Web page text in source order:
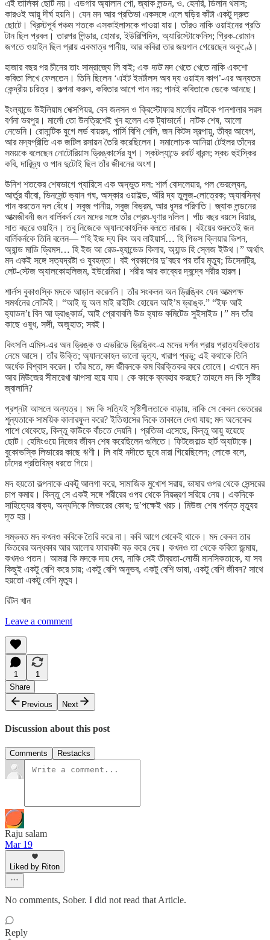
এই তালিকা ছোট নয়। এডগার অ্যালান পো, জ্যাক লন্ডন, ও. হেনরি, ডিলান থমাস;
কারওই আয়ু দীর্ঘ হয়নি। যেন মদ আর প্রতিভা একসঙ্গে এলে ঘড়ির কাঁটা একটু দ্রুত
ছোটে। খ্রিস্টপূর্ব পঞ্চম শতকে এসকাইলাসকে পাওয়া যায়। তাঁরও নাকি ওয়াইনের প্রতি
টান ছিল প্রবল। তারপর পিন্ডার, হোমার, ইউরিপিদিস, অ্যারিস্টোফেনিস; গ্রিক-রোমান
জগতে ওয়াইন ছিল প্রায় একমাত্র পানীয়, আর কবিরা তার জয়গান গেয়েছেন অকুণ্ঠে।
হাজার বছর পর চীনের তাং সাম্রাজ্যে লি বাই; এক দাউমদ খেতে খেতে নাকি একশো
কবিতা লিখে ফেলতেন। তিনি ছিলেন ‘এইট ইমর্টালস অব দ্য ওয়াইন কাপ’-এর অন্যতম
কেন্দ্রীয় চরিত্র। কল্পনা করুন, কবিতার আগে পান নয়; পানই কবিতাকে ডেকে আনছে।
ইংল্যান্ডে উইলিয়াম শেক্সপিয়র, বেন জনসন ও ক্রিস্টোফার মার্লোর নাটকে পানশালার সরস
বর্ণনা ভরপুর। মার্লো তো উনত্রিশেই খুন হলেন এক ট্যাভার্নে। নাটক শেষ, আলো
নেভেনি। রোমান্টিক যুগে লর্ড বায়রন, পার্সি বিশি শেলি, জন কিটস স্বল্পায়ু, তীব্র আবেগ,
আর মদ্যপ্রীতি এক জটিল রসায়ন তৈরি করেছিলেন। সমালোচক আনিয়া টেইলর তাঁদের
সময়কে বলেছেন নোটোরিয়াস ড্রিঙ্কার্সের যুগ। স্কটল্যান্ডে রবার্ট বারন্স; স্কচ হুইস্কির
কবি, দারিদ্র্য ও পান দুটোই ছিল তাঁর জীবনের অংশ।
উনিশ শতকের শেষভাগে প্যারিসে এক অদ্ভুত দল: শার্ল বোদলেয়ার, পল ভেরল্যেন,
আর্তুর র্যাঁবো, ভিনসেন্ট ভ্যান গঘ, অস্কার ওয়াইল্ড, অঁরি দ্য তুলুজ-লোত্রেক; অ্যাবসিন্থ
পান করতেন দল বেঁধে। সবুজ পানীয়, সবুজ বিভ্রম, আর ধূসর পরিণতি। জ্যাক লন্ডনের
আত্মজীবনী জন বার্লিকর্ন যেন মদের সঙ্গে তাঁর প্রেম-ঘৃণার দলিল। পাঁচ বছর বয়সে বিয়ার,
সাত বছরে ওয়াইন। তবু নিজেকে অ্যালকোহলিক বলতে নারাজ। বইয়ের শুরুতেই জন
বার্লিকর্নকে তিনি বলেন— “হি ইজ দ্য কিং অব লাইয়ার্স… হি গিভস ক্লিয়ার ভিশন,
অ্যান্ড মাডি ড্রিমস… হি ইজ আ রেড-হ্যান্ডেড কিলার, অ্যান্ড হি স্লেজ ইউথ।” অর্থাৎ
মদ একই সঙ্গে সত্যদ্রষ্টা ও যুবহন্তা। বই প্রকাশের দু’বছর পর তাঁর মৃত্যু; ডিসেনট্রি,
লেট-স্টেজ অ্যালকোহলিজম, ইউরেমিয়া। শরীর আর কাব্যের দ্বন্দ্বে শরীর হারল।
শার্লস বুকাওস্কি মদকে আড়াল করেননি। তাঁর সংকলন অন ড্রিঙ্কিং যেন আত্মপক্ষ
সমর্থনের নোটবই। “আই ডু অল মাই রাইটিং হোয়েন আই’ম ড্রাঙ্ক.” “ইফ আই
হ্যাডন’t বিন আ ড্রাঙ্কার্ড, আই প্রোবাবলি উড হ্যাভ কমিটেড সুইসাইড।” মদ তাঁর
কাছে ওষুধ, সঙ্গী, অজুহাত; সবই।
কিংসলি এমিস-এর অন ড্রিঙ্ক ও এভরিডে ড্রিঙ্কিং-এ মদের দর্শন প্রায় প্রাত্যহিকতায়
নেমে আসে। তাঁর উক্তি; অ্যালকোহল ভালো ভৃত্য, খারাপ প্রভু; এই কথাকে তিনি
অর্ধেক বিশ্বাস করেন। তাঁর মতে, মদ জীবনকে কম বিরক্তিকর করে তোলে। এখানে মদ
আর মিউজের সীমারেখা ঝাপসা হয়ে যায়। কে কাকে ব্যবহার করছে? তাহলে মদ কি সৃষ্টির
জ্বালানি?
প্রশ্নটা আসলে অন্যত্র। মদ কি সত্যিই সৃষ্টিশীলতাকে বাড়ায়, নাকি সে কেবল ভেতরের
শূন্যতাকে সাময়িক কালারফুল করে? ইতিহাসের দিকে তাকালে দেখা যায়; মদ অনেকের
পাশে থেকেছে, কিন্তু কাউকে বাঁচতে দেয়নি। প্রতিভা এসেছে, কিন্তু আয়ু হয়েছে
ছোট। হেমিংওয়ে নিজের জীবন শেষ করেছিলেন গুলিতে। ফিটজেরাল্ড হার্ট অ্যাটাকে।
বুকোভস্কি লিভারের কাছে ঋণী। লি বাই নদীতে ডুবে মারা গিয়েছিলেন; লোকে বলে,
চাঁদের প্রতিবিম্ব ধরতে গিয়ে।
মদ হয়তো কল্পনাকে একটু আলগা করে, সামাজিক মুখোশ সরায়, ভাষার ওপর থেকে সেন্সরের
চাপ কমায়। কিন্তু সে একই সঙ্গে শরীরের ওপর থেকে নিয়ন্ত্রণ সরিয়ে নেয়। একদিকে
সাহিত্যের বাক্য, অন্যদিকে লিভারের কোষ; দু’পক্ষেই খরচ। মিউজ শেষ পর্যন্ত মৃত্যুর
দূত হয়।
সম্ভবত মদ কখনও কবিকে তৈরি করে না। কবি আগে থেকেই থাকে। মদ কেবল তার
ভিতরের অন্ধকার আর আলোর ফারাকটা বড় করে দেয়। কখনও তা থেকে কবিতা জন্মায়,
কখনও পতন। আমরা কি মদকে দায় দেব, নাকি সেই তীব্রতা-লোভী মানসিকতাকে, যা সব
কিছুই একটু বেশি করে চায়; একটু বেশি অনুভব, একটু বেশি ভাষা, একটু বেশি জীবন? সাথে
হয়তো একটু বেশি মৃত্যু।
রিটন খান
Leave a comment
1
1
Share
Previous
Next
Discussion about this post
Comments Restacks
Raju salam
Mar 19
Liked by Riton
No comments, Sober. I did not read that Article.
Reply